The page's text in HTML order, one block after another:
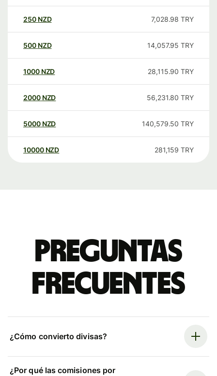
250 NZD 7,028.98 TRY
500 NZD 14,057.95 TRY
1000 NZD 28,115.90 TRY
2000 NZD 56,231.80 TRY
5000 NZD 140,579.50 TRY
10000 NZD 281,159 TRY
Preguntas
frecuentes
¿Cómo convierto divisas?
¿Por qué las comisiones por